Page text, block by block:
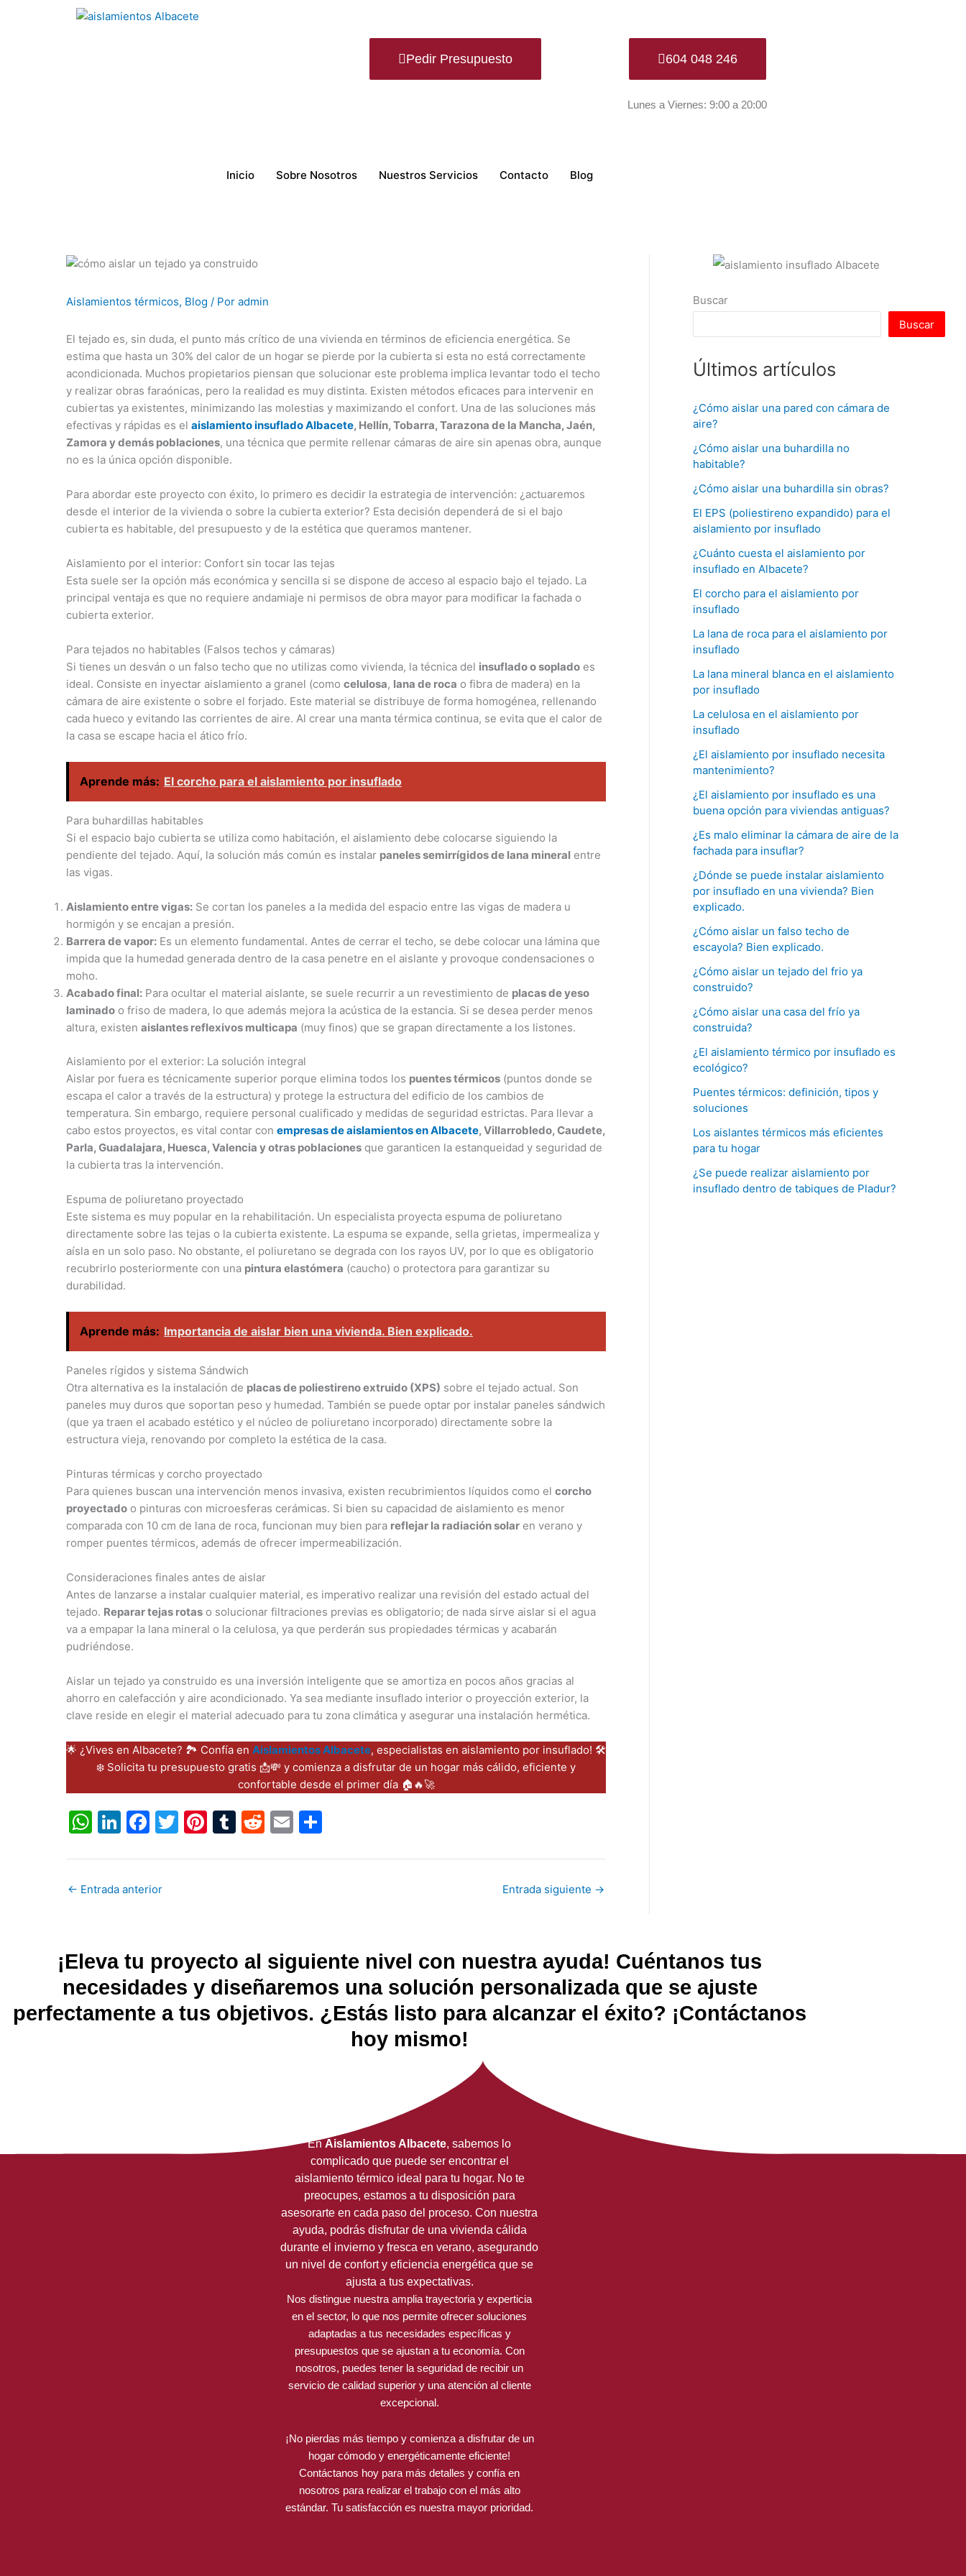
Pedir Presupuesto 604 048 246
Lunes a Viernes: 9:00 a 20:00
Inicio Sobre Nosotros Nuestros Servicios Contacto Blog
Aislamientos térmicos, Blog / Por admin
El tejado es, sin duda, el punto más crítico de una vivienda en términos de eficiencia energética. Se
estima que hasta un 30% del calor de un hogar se pierde por la cubierta si esta no está correctamente
acondicionada. Muchos propietarios piensan que solucionar este problema implica levantar todo el techo
y realizar obras faraónicas, pero la realidad es muy distinta. Existen métodos eficaces para intervenir en
cubiertas ya existentes, minimizando las molestias y maximizando el confort. Una de las soluciones más
efectivas y rápidas es el aislamiento insuflado Albacete, Hellín, Tobarra, Tarazona de la Mancha, Jaén,
Zamora y demás poblaciones, una técnica que permite rellenar cámaras de aire sin apenas obra, aunque
no es la única opción disponible.
Para abordar este proyecto con éxito, lo primero es decidir la estrategia de intervención: ¿actuaremos
desde el interior de la vivienda o sobre la cubierta exterior? Esta decisión dependerá de si el bajo
cubierta es habitable, del presupuesto y de la estética que queramos mantener.
Aislamiento por el interior: Confort sin tocar las tejas
Esta suele ser la opción más económica y sencilla si se dispone de acceso al espacio bajo el tejado. La
principal ventaja es que no requiere andamiaje ni permisos de obra mayor para modificar la fachada o
cubierta exterior.
Para tejados no habitables (Falsos techos y cámaras)
Si tienes un desván o un falso techo que no utilizas como vivienda, la técnica del insuflado o soplado es
ideal. Consiste en inyectar aislamiento a granel (como celulosa, lana de roca o fibra de madera) en la
cámara de aire existente o sobre el forjado. Este material se distribuye de forma homogénea, rellenando
cada hueco y evitando las corrientes de aire. Al crear una manta térmica continua, se evita que el calor de
la casa se escape hacia el ático frío.
Aprende más: El corcho para el aislamiento por insuflado
Para buhardillas habitables
Si el espacio bajo cubierta se utiliza como habitación, el aislamiento debe colocarse siguiendo la
pendiente del tejado. Aquí, la solución más común es instalar paneles semirrígidos de lana mineral entre
las vigas.
Aislamiento entre vigas: Se cortan los paneles a la medida del espacio entre las vigas de madera u
hormigón y se encajan a presión.
Barrera de vapor: Es un elemento fundamental. Antes de cerrar el techo, se debe colocar una lámina que
impida que la humedad generada dentro de la casa penetre en el aislante y provoque condensaciones o
moho.
Acabado final: Para ocultar el material aislante, se suele recurrir a un revestimiento de placas de yeso
laminado o friso de madera, lo que además mejora la acústica de la estancia. Si se desea perder menos
altura, existen aislantes reflexivos multicapa (muy finos) que se grapan directamente a los listones.
Aislamiento por el exterior: La solución integral
Aislar por fuera es técnicamente superior porque elimina todos los puentes térmicos (puntos donde se
escapa el calor a través de la estructura) y protege la estructura del edificio de los cambios de
temperatura. Sin embargo, requiere personal cualificado y medidas de seguridad estrictas. Para llevar a
cabo estos proyectos, es vital contar con empresas de aislamientos en Albacete, Villarrobledo, Caudete,
Parla, Guadalajara, Huesca, Valencia y otras poblaciones que garanticen la estanqueidad y seguridad de
la cubierta tras la intervención.
Espuma de poliuretano proyectado
Este sistema es muy popular en la rehabilitación. Un especialista proyecta espuma de poliuretano
directamente sobre las tejas o la cubierta existente. La espuma se expande, sella grietas, impermealiza y
aísla en un solo paso. No obstante, el poliuretano se degrada con los rayos UV, por lo que es obligatorio
recubrirlo posteriormente con una pintura elastómera (caucho) o protectora para garantizar su
durabilidad.
Aprende más: Importancia de aislar bien una vivienda. Bien explicado.
Paneles rígidos y sistema Sándwich
Otra alternativa es la instalación de placas de poliestireno extruido (XPS) sobre el tejado actual. Son
paneles muy duros que soportan peso y humedad. También se puede optar por instalar paneles sándwich
(que ya traen el acabado estético y el núcleo de poliuretano incorporado) directamente sobre la
estructura vieja, renovando por completo la estética de la casa.
Pinturas térmicas y corcho proyectado
Para quienes buscan una intervención menos invasiva, existen recubrimientos líquidos como el corcho
proyectado o pinturas con microesferas cerámicas. Si bien su capacidad de aislamiento es menor
comparada con 10 cm de lana de roca, funcionan muy bien para reflejar la radiación solar en verano y
romper puentes térmicos, además de ofrecer impermeabilización.
Consideraciones finales antes de aislar
Antes de lanzarse a instalar cualquier material, es imperativo realizar una revisión del estado actual del
tejado. Reparar tejas rotas o solucionar filtraciones previas es obligatorio; de nada sirve aislar si el agua
va a empapar la lana mineral o la celulosa, ya que perderán sus propiedades térmicas y acabarán
pudriéndose.
Aislar un tejado ya construido es una inversión inteligente que se amortiza en pocos años gracias al
ahorro en calefacción y aire acondicionado. Ya sea mediante insuflado interior o proyección exterior, la
clave reside en elegir el material adecuado para tu zona climática y asegurar una instalación hermética.
🌟 ¿Vives en Albacete? 🏞️ Confía en Aislamientos Albacete, especialistas en aislamiento por insuflado! 🛠️
❄️ Solicita tu presupuesto gratis 📩💸 y comienza a disfrutar de un hogar más cálido, eficiente y
confortable desde el primer día 🏠🔥🚀
W
at
s
p
Li
k
e
F
c
e
o
k
T
itt
Pi
er
T
m
R
d
E
ai m
← Entrada anterior Entrada siguiente →
Buscar
Buscar
Últimos artículos
¿Cómo aislar una pared con cámara de
aire?
¿Cómo aislar una buhardilla no
habitable?
¿Cómo aislar una buhardilla sin obras?
El EPS (poliestireno expandido) para el
aislamiento por insuflado
¿Cuánto cuesta el aislamiento por
insuflado en Albacete?
El corcho para el aislamiento por
insuflado
La lana de roca para el aislamiento por
insuflado
La lana mineral blanca en el aislamiento
por insuflado
La celulosa en el aislamiento por
insuflado
¿El aislamiento por insuflado necesita
mantenimiento?
¿El aislamiento por insuflado es una
buena opción para viviendas antiguas?
¿Es malo eliminar la cámara de aire de la
fachada para insuflar?
¿Dónde se puede instalar aislamiento
por insuflado en una vivienda? Bien
explicado.
¿Cómo aislar un falso techo de
escayola? Bien explicado.
¿Cómo aislar un tejado del frio ya
construido?
¿Cómo aislar una casa del frío ya
construida?
¿El aislamiento térmico por insuflado es
ecológico?
Puentes térmicos: definición, tipos y
soluciones
Los aislantes térmicos más eficientes
para tu hogar
¿Se puede realizar aislamiento por
insuflado dentro de tabiques de Pladur?
¡Eleva tu proyecto al siguiente nivel con nuestra ayuda! Cuéntanos tus
necesidades y diseñaremos una solución personalizada que se ajuste
perfectamente a tus objetivos. ¿Estás listo para alcanzar el éxito? ¡Contáctanos
hoy mismo!
En Aislamientos Albacete, sabemos lo
complicado que puede ser encontrar el
aislamiento térmico ideal para tu hogar. No te
preocupes, estamos a tu disposición para
asesorarte en cada paso del proceso. Con nuestra
ayuda, podrás disfrutar de una vivienda cálida
durante el invierno y fresca en verano, asegurando
un nivel de confort y eficiencia energética que se
ajusta a tus expectativas.
Nos distingue nuestra amplia trayectoria y experticia
en el sector, lo que nos permite ofrecer soluciones
adaptadas a tus necesidades específicas y
presupuestos que se ajustan a tu economía. Con
nosotros, puedes tener la seguridad de recibir un
servicio de calidad superior y una atención al cliente
excepcional.
¡No pierdas más tiempo y comienza a disfrutar de un
hogar cómodo y energéticamente eficiente!
Contáctanos hoy para más detalles y confía en
nosotros para realizar el trabajo con el más alto
estándar. Tu satisfacción es nuestra mayor prioridad.